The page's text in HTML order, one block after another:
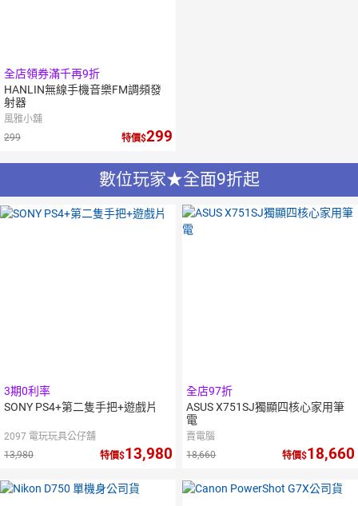
全店領券滿千再9折
HANLIN無線手機音樂FM調頻發
射器
風雅小舖
299
特價 299
數位玩家★全面9折起
3期0利率
SONY PS4+第二隻手把+遊戲片
2097 電玩玩具公仔舖
13,980
特價 13,980
全店97折
ASUS X751SJ獨顯四核心家用筆
電
賣電腦
18,660
特價 18,660